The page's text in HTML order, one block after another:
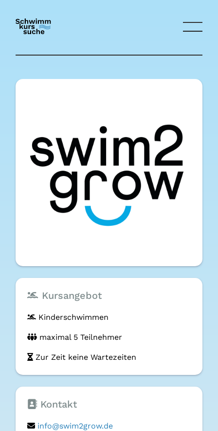
Kursangebot
Kinder­schwimmen
maximal 5 Teilnehmer
Zur Zeit keine Wartezeiten
Kontakt
info@swim2grow.de